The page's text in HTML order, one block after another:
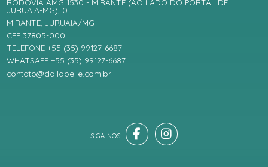
RODOVIA AMG 1530 - MIRANTE (AO LADO DO PORTAL DE
JURUAIA-MG), 0
MIRANTE, JURUAIA/MG
CEP 37805-000
TELEFONE +55 (35) 99127-6687
WHATSAPP +55 (35) 99127-6687
contato@dallapelle.com.br